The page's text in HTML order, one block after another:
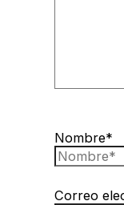
Nombre*
Correo